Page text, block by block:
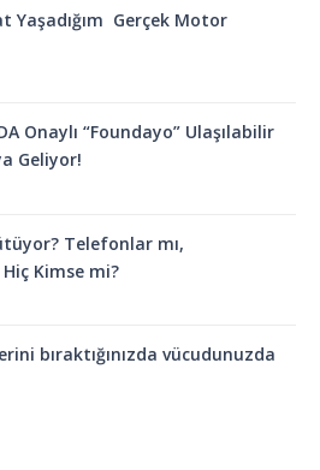
Yaşadığım Gerçek Motor
Onaylı “Foundayo” Ulaşılabilir
Geliyor!
Telefonlar mı,
Kimse mi?
bıraktığınızda vücudunuzda